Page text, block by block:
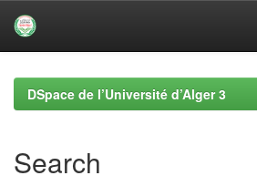
navigationDSpace de l’Université d’Alger 3
Search